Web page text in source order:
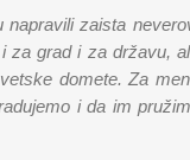
zaista
za grad i za državu,
domete. Za
i da im